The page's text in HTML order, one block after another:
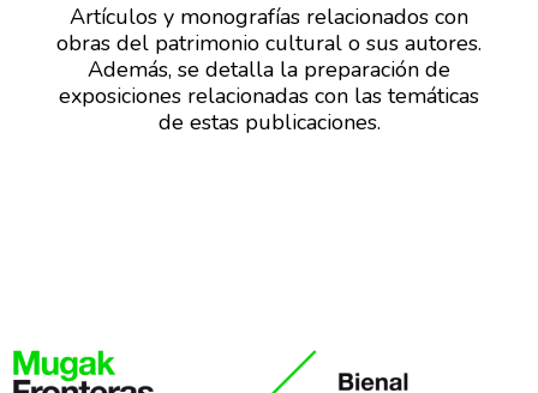
Artículos y monografías relacionados con
obras del patrimonio cultural o sus autores.
Además, se detalla la preparación de
exposiciones relacionadas con las temáticas
de estas publicaciones.